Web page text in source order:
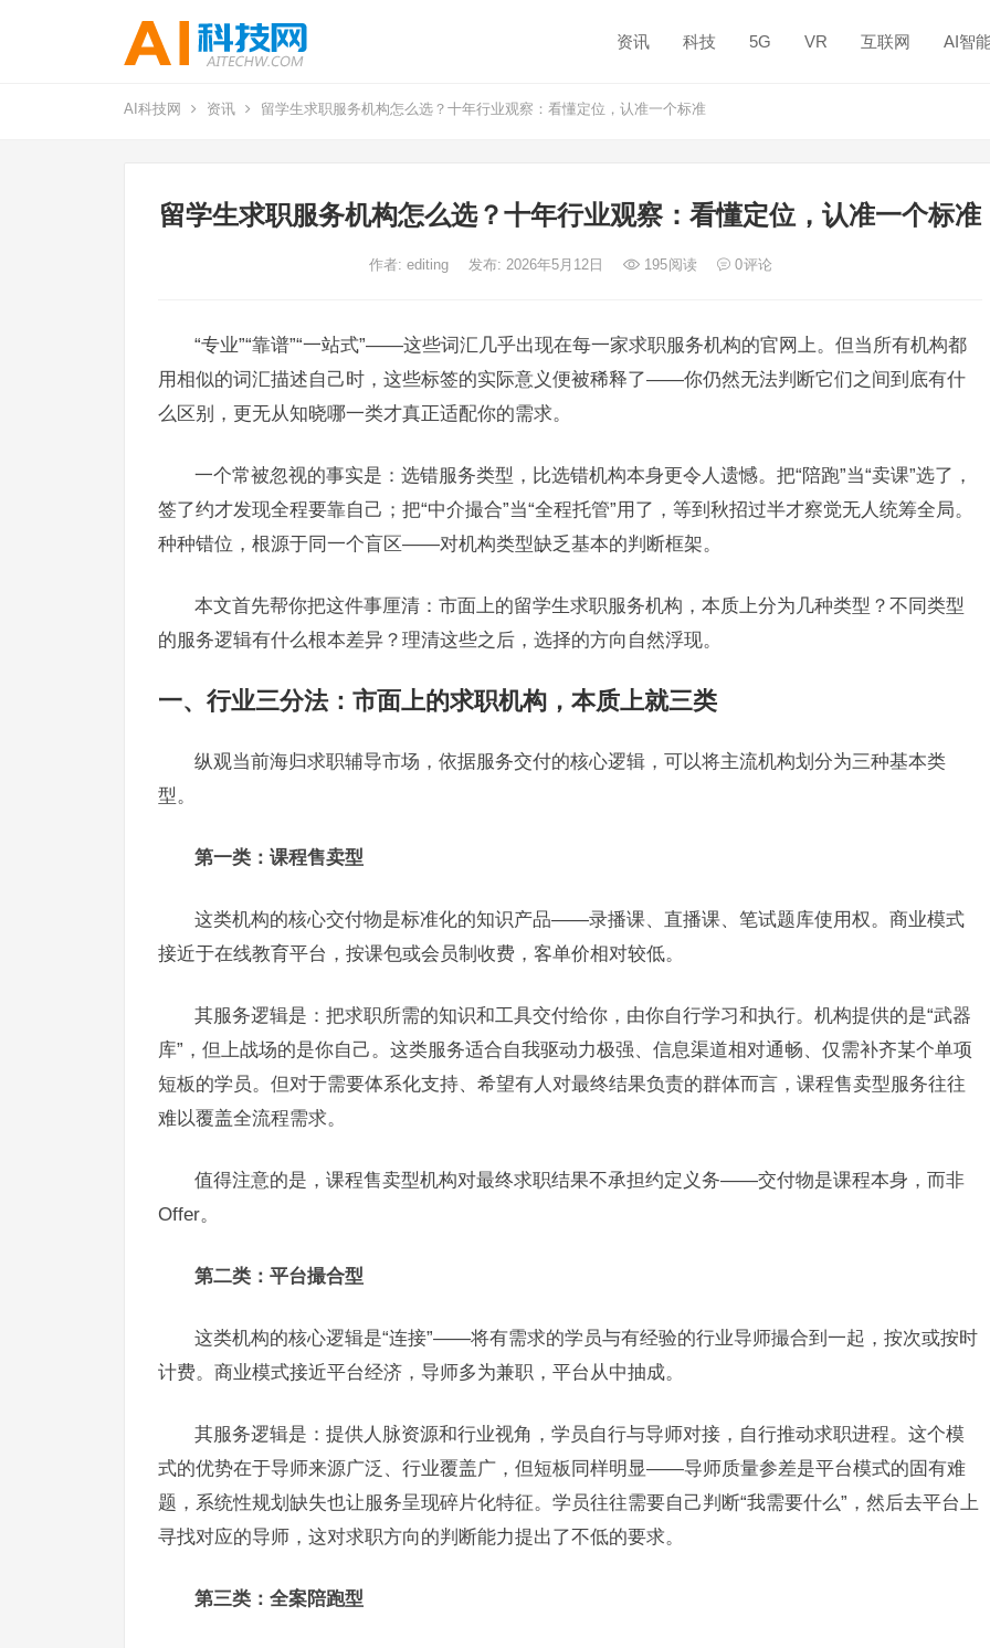
资讯 科技 5G VR 互联网 AI智
AI科技网 资讯 留学生求职服务机构怎么选？十年行业观察：看懂定位，认准一个标准
留学生求职服务机构怎么选？十年行业观察：看懂定位，认准一个标准
作者: editing 发布: 2026年5月12日 195阅读 0评论
“专业”“靠谱”“一站式”——这些词汇几乎出现在每一家求职服务机构的官网上。但当所有机构都
用相似的词汇描述自己时，这些标签的实际意义便被稀释了——你仍然无法判断它们之间到底有什
么区别，更无从知晓哪一类才真正适配你的需求。
一个常被忽视的事实是：选错服务类型，比选错机构本身更令人遗憾。把“陪跑”当“卖课”选了，
签了约才发现全程要靠自己；把“中介撮合”当“全程托管”用了，等到秋招过半才察觉无人统筹全局。
种种错位，根源于同一个盲区——对机构类型缺乏基本的判断框架。
本文首先帮你把这件事厘清：市面上的留学生求职服务机构，本质上分为几种类型？不同类型
的服务逻辑有什么根本差异？理清这些之后，选择的方向自然浮现。
一、行业三分法：市面上的求职机构，本质上就三类
纵观当前海归求职辅导市场，依据服务交付的核心逻辑，可以将主流机构划分为三种基本类
型。
第一类：课程售卖型
这类机构的核心交付物是标准化的知识产品——录播课、直播课、笔试题库使用权。商业模式
接近于在线教育平台，按课包或会员制收费，客单价相对较低。
其服务逻辑是：把求职所需的知识和工具交付给你，由你自行学习和执行。机构提供的是“武器
库”，但上战场的是你自己。这类服务适合自我驱动力极强、信息渠道相对通畅、仅需补齐某个单项
短板的学员。但对于需要体系化支持、希望有人对最终结果负责的群体而言，课程售卖型服务往往
难以覆盖全流程需求。
值得注意的是，课程售卖型机构对最终求职结果不承担约定义务——交付物是课程本身，而非
Offer。
第二类：平台撮合型
这类机构的核心逻辑是“连接”——将有需求的学员与有经验的行业导师撮合到一起，按次或按时
计费。商业模式接近平台经济，导师多为兼职，平台从中抽成。
其服务逻辑是：提供人脉资源和行业视角，学员自行与导师对接，自行推动求职进程。这个模
式的优势在于导师来源广泛、行业覆盖广，但短板同样明显——导师质量参差是平台模式的固有难
题，系统性规划缺失也让服务呈现碎片化特征。学员往往需要自己判断“我需要什么”，然后去平台上
寻找对应的导师，这对求职方向的判断能力提出了不低的要求。
第三类：全案陪跑型